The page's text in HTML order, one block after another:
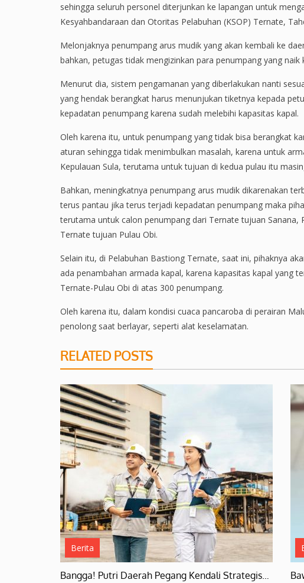
sehingga seluruh personel diterjunkan ke lapangan untuk
Kesyahbandaraan dan Otoritas Pelabuhan (KSOP) Ternate,
Melonjaknya penumpang arus mudik yang akan kembali ke
bahkan, petugas tidak mengizinkan para penumpang yang
Menurut dia, sistem pengamanan yang diberlakukan nanti
yang hendak berangkat harus menunjukan tiketnya kepada
kepadatan penumpang karena sudah melebihi kapasitas kapal.
Oleh karena itu, untuk penumpang yang tidak bisa berangkat
aturan sehingga tidak menimbulkan masalah, karena untuk
Kepulauan Sula, terutama untuk tujuan di kedua pulau itu
Bahkan, meningkatnya penumpang arus mudik dikarenakan
terus pantau jika terus terjadi kepadatan penumpang maka
terutama untuk calon penumpang dari Ternate tujuan Sanana,
Ternate tujuan Pulau Obi.
Selain itu, di Pelabuhan Bastiong Ternate, saat ini, pihaknya
ada penambahan armada kapal, karena kapasitas kapal yang
Ternate-Pulau Obi di atas 300 penumpang.
Oleh karena itu, dalam kondisi cuaca pancaroba di perairan
penolong saat berlayar, seperti alat keselamatan.
RELATED POSTS
Berita
Bangga! Putri Daerah Pegang Kendali Strategis…